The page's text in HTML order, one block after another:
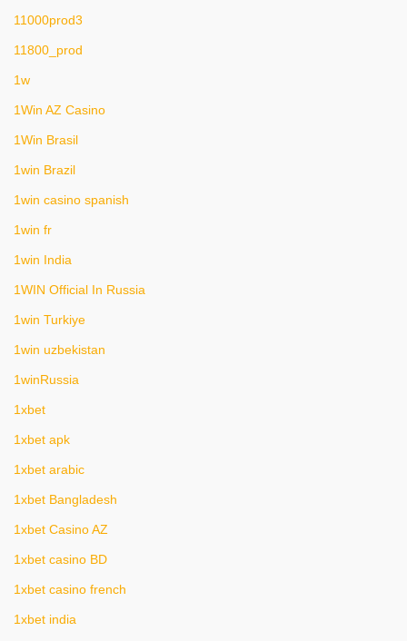
11000prod3
11800_prod
1w
1Win AZ Casino
1Win Brasil
1win Brazil
1win casino spanish
1win fr
1win India
1WIN Official In Russia
1win Turkiye
1win uzbekistan
1winRussia
1xbet
1xbet apk
1xbet arabic
1xbet Bangladesh
1xbet Casino AZ
1xbet casino BD
1xbet casino french
1xbet india